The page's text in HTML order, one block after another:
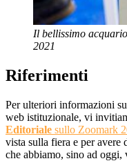
Il bellissimo
2021
Riferimenti
Per ulteriori informazioni
web istituzionale, vi
Editoriale sullo Zoomark
vista sulla fiera e per avere
che abbiamo, sino ad oggi,